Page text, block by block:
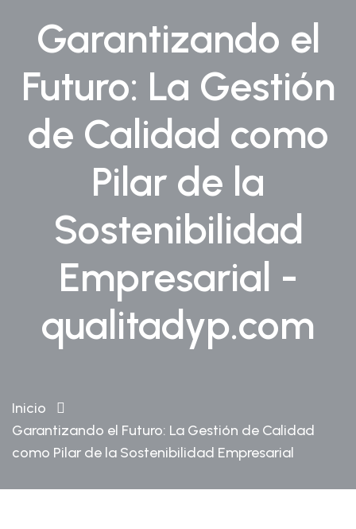
Garantizando el
Futuro: La Gestión
de Calidad como
Pilar de la
Sostenibilidad
Empresarial -
qualitadyp.com
Inicio
Garantizando el Futuro: La Gestión de Calidad
como Pilar de la Sostenibilidad Empresarial